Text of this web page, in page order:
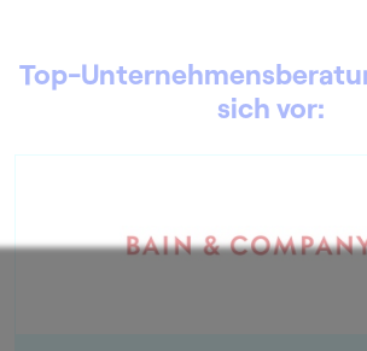
Top-
sich vor: